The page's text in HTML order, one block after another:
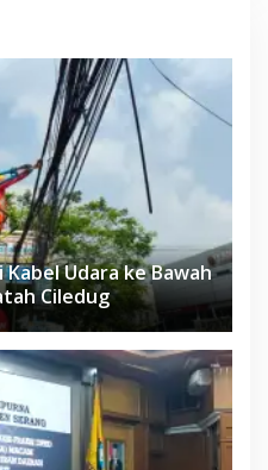
Kabel Udara ke Bawah
Ciledug